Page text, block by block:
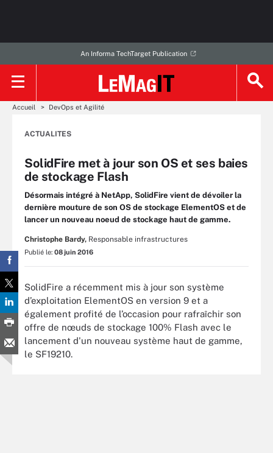
An Informa TechTarget Publication
Accueil DevOps et Agilité
ACTUALITES
SolidFire met à jour son OS et ses baies
de stockage Flash
Désormais intégré à NetApp, SolidFire vient de dévoiler la
dernière mouture de son OS de stockage ElementOS et de
lancer un nouveau noeud de stockage haut de gamme.
Christophe Bardy, Responsable infrastructures
Publié le: 08 juin 2016
SolidFire a récemment mis à jour son système
d’exploitation ElementOS en version 9 et a
également profité de l’occasion pour rafraîchir son
offre de nœuds de stockage 100% Flash avec le
lancement d'un nouveau système haut de gamme,
le SF19210.